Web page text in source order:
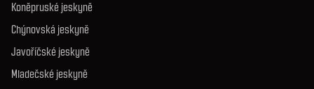
Koněpruské jeskyně
Chýnovská jeskyně
Javoříčské jeskyně
Mladečské jeskyně